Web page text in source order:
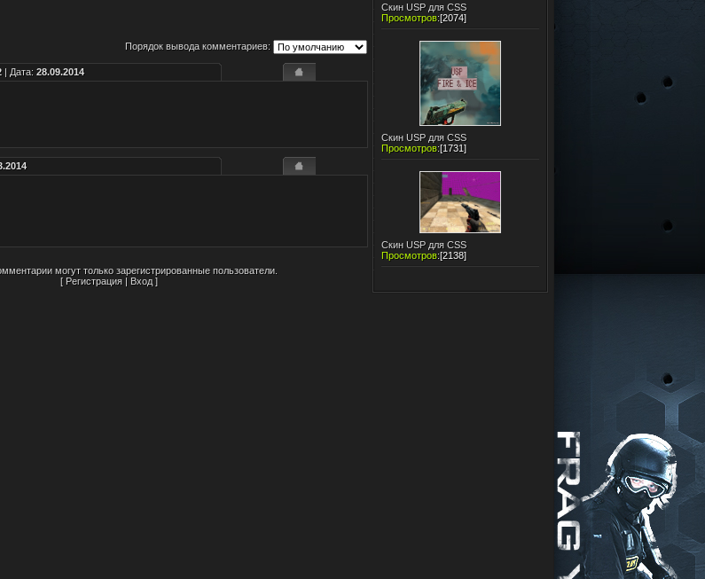
Порядок вывода комментариев:
| Дата: 28.09.2014
могут только зарегистрированные пользователи.
[ Регистрация | Вход ]
Скин USP для CSS
Просмотров:[2074]
Скин USP для CSS
Просмотров:[1731]
Скин USP для CSS
Просмотров:[2138]